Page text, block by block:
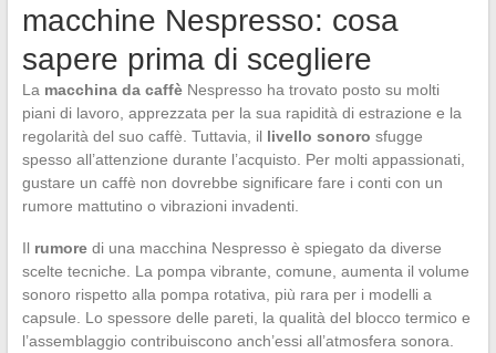
macchine Nespresso: cosa
sapere prima di scegliere
La macchina da caffèNespresso ha trovato posto su molti
piani di lavoro, apprezzata per la sua rapidità di estrazione e la
regolarità del suo caffè. Tuttavia, il livello sonoro sfugge
spesso all’attenzione durante l’acquisto. Per molti appassionati,
gustare un caffè non dovrebbe significare fare i conti con un
rumore mattutino o vibrazioni invadenti.
Il rumoredi una macchina Nespresso è spiegato da diverse
scelte tecniche. La pompa vibrante, comune, aumenta il volume
sonoro rispetto alla pompa rotativa, più rara per i modelli a
capsule. Lo spessore delle pareti, la qualità del blocco termico e
l’assemblaggio contribuiscono anch’essi all’atmosfera sonora.